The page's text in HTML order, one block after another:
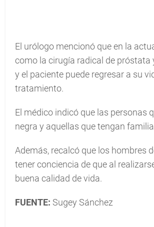
El urólogo mencionó que en la
como la cirugía radical de
y el paciente puede regresar a su
tratamiento.
El médico indicó que las personas
negra y aquellas que tengan
Además, recalcó que los hombres
tener conciencia de que al
buena calidad de vida.
FUENTE: Sugey Sánchez